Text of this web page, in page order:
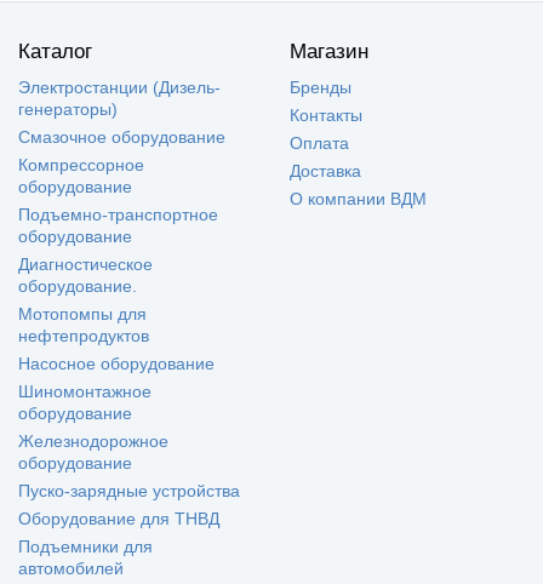
Каталог
Электростанции (Дизель-
генераторы)
Смазочное оборудование
Компрессорное
оборудование
Подъемно-транспортное
оборудование
Диагностическое
оборудование.
Мотопомпы для
нефтепродуктов
Насосное оборудование
Шиномонтажное
оборудование
Железнодорожное
оборудование
Пуско-зарядные устройства
Оборудование для ТНВД
Подъемники для
автомобилей
Магазин
Бренды
Контакты
Оплата
Доставка
О компании ВДМ